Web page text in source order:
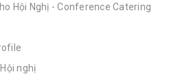
Hội Nghị - Conference Catering
nghị